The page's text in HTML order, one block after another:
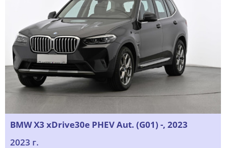
BMW X3 xDrive30e PHEV Aut. (G01) -, 2023
2023 г.